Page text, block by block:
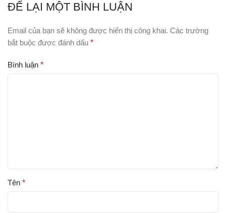
ĐỂ LẠI MỘT BÌNH LUẬN
Email của bạn sẽ không được hiển thị công khai. Các trường
bắt buộc được đánh dấu *
Bình luận *
Tên *